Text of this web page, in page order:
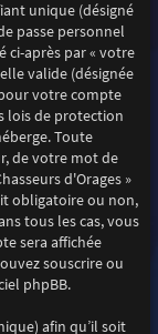
unique (désigné
passe personnel
ci-après par « votre
valide (désignée
votre compte
lois de protection
Toute
de votre mot de
d'Orages »
obligatoire ou non,
tous les cas, vous
sera affichée
souscrire ou
phpBB.
afin qu’il soit